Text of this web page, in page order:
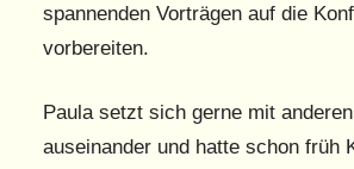
spannenden Vorträgen auf die
vorbereiten.
Paula setzt sich gerne mit
auseinander und hatte schon früh